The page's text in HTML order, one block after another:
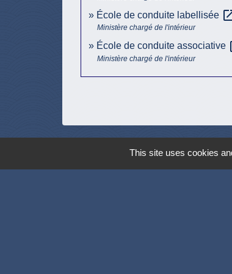
École de conduite labellisée
Ministère chargé de l'intérieur
École de conduite associative
Ministère chargé de l'intérieur
This site uses cookies